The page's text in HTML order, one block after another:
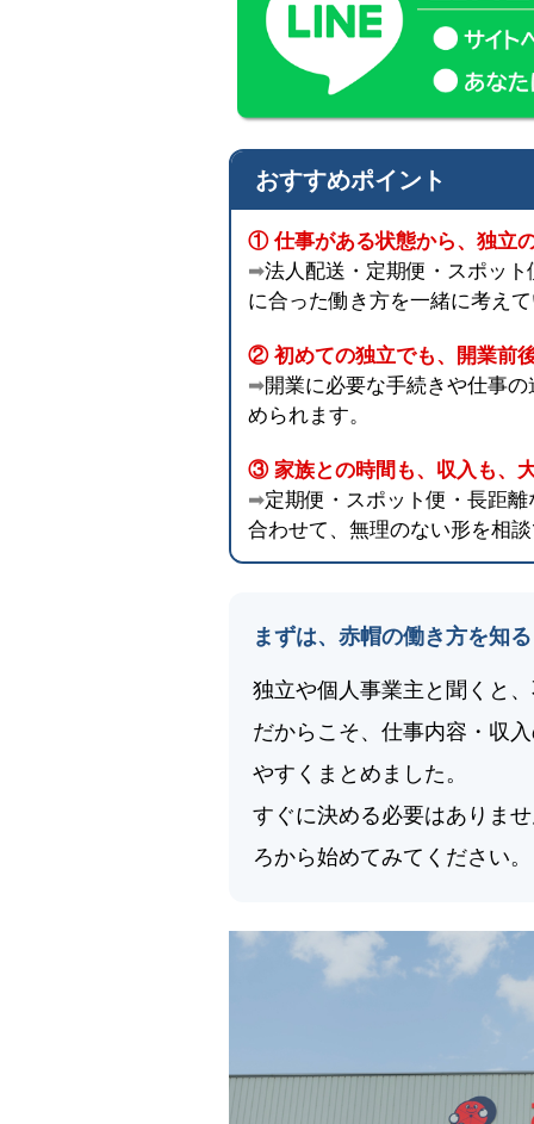
おすすめポイント
① 仕事がある状態から、独立
➡法人配送・定期便・スポッ
に合った働き方を一緒に考え
② 初めての独立でも、開業前
➡開業に必要な手続きや仕事
められます。
③ 家族との時間も、収入も、
➡定期便・スポット便・長距
合わせて、無理のない形を相
まずは、赤帽の働き方を知
独立や個人事業主と聞くと
だからこそ、仕事内容・収
やすくまとめました。
すぐに決める必要はありま
ろから始めてみてください。